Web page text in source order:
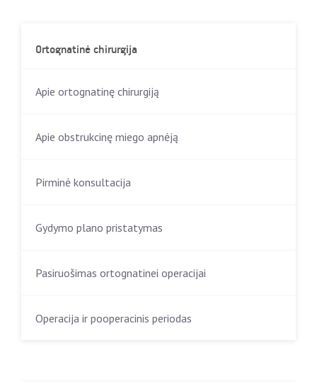
Ortognatinė chirurgija
Apie ortognatinę chirurgiją
Apie obstrukcinę miego apnėją
Pirminė konsultacija
Gydymo plano pristatymas
Pasiruošimas ortognatinei operacijai
Operacija ir pooperacinis periodas